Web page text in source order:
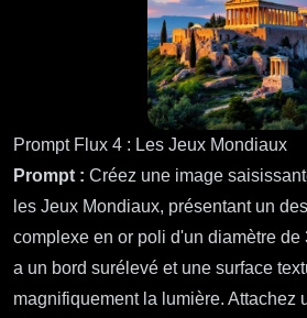
Prompt Flux 4 : Les Jeux Mondiaux
Prompt : Créez une image
les Jeux Mondiaux, présentant un
complexe en or poli d'un diamètre
a un bord surélevé et une surface
magnifiquement la lumière. Attachez